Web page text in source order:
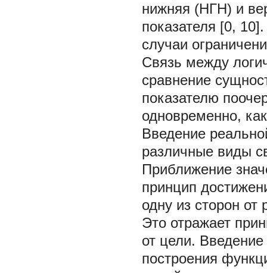
нижняя (НГН) и
показателя [0,
случаи
Связь между
сравнение
показателю
одновременно,
Введение
различные виды
Приближение
принцип
одну из сторон
Это отражает
от цели.
построения